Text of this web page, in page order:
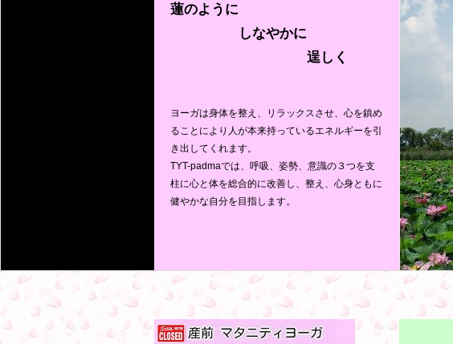
蓮のように
しなやかに
逞しく
ヨーガは身体を整え、リラックスさせ、心を鎮め
ることにより人が本来持っているエネルギーを引
き出してくれます。
TYT-padmaでは、呼吸、姿勢、意識の３つを支
柱に心と体を総合的に改善し、整え、心身ともに
健やかな自分を目指します。